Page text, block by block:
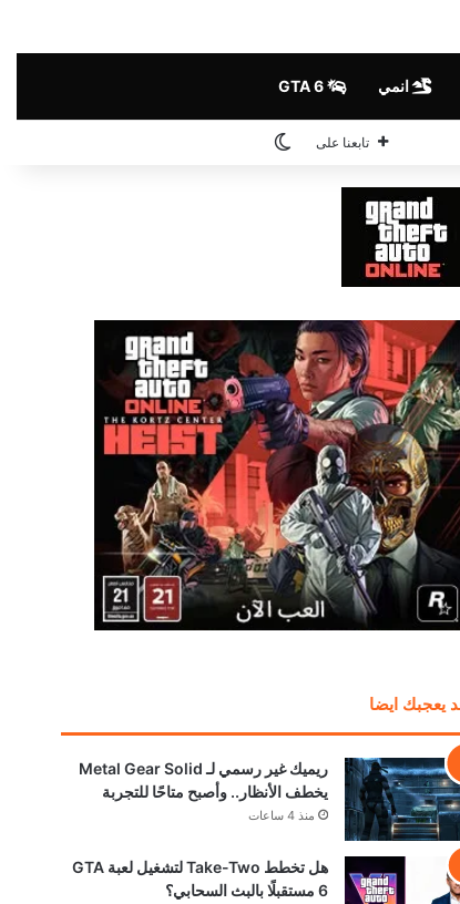
انمي GTA 6
تابعنا على الوضع المظلم
يعجبك ايضا
ريميك غير رسمي لـ Metal Gear Solid
يخطف الأنظار.. وأصبح متاحًا للتجربة
منذ 4 ساعات
هل تخطط Take-Two لتشغيل لعبة GTA
6 مستقبلًا بالبث السحابي؟